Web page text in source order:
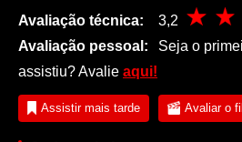
Avaliação técnica: 3,2
Avaliação pessoal:
Seja o
assistiu? Avalie aqui!
Assistir mais tarde Avaliar o